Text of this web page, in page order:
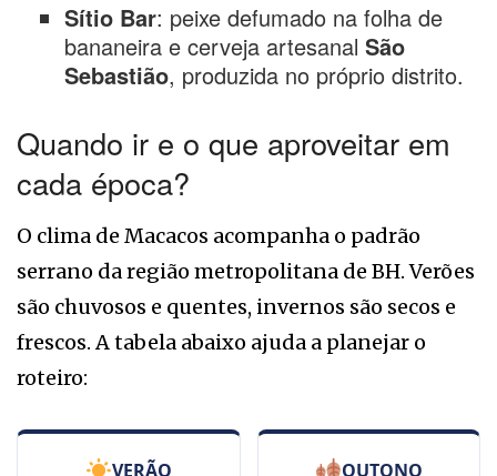
Sítio Bar: peixe defumado na folha de
bananeira e cerveja artesanal São
Sebastião, produzida no próprio distrito.
Quando ir e o que aproveitar em
cada época?
O clima de Macacos acompanha o padrão
serrano da região metropolitana de BH. Verões
são chuvosos e quentes, invernos são secos e
frescos. A tabela abaixo ajuda a planejar o
roteiro:
VERÃO OUTONO